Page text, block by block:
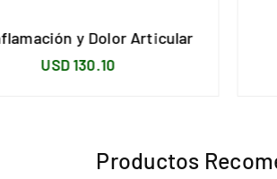
y Dolor Articular
Precio
USD 130.10
Productos